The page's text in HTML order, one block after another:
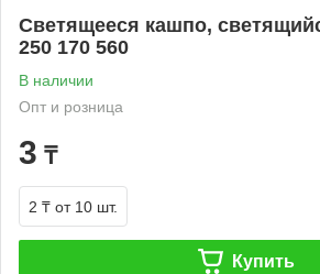
Светящееся кашпо,
250 170 560
В наличии
Опт и розница
3 ₸
2 ₸ от 10 шт.
Купить